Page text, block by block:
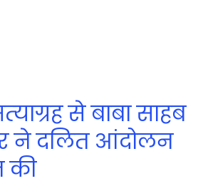
से बाबा साहब
ने दलित आंदोलन